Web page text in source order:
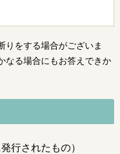
りをする場合がございま
なる場合にもお答えできか
行されたもの）